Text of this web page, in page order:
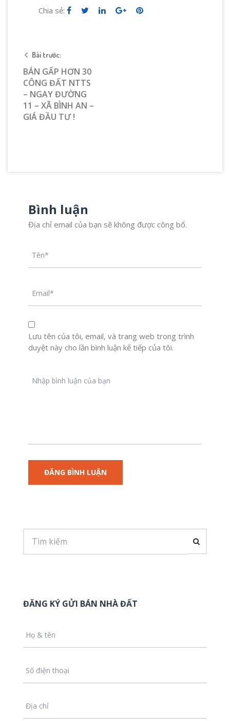
Chia sẻ:
Bài trước:
BÁN GẤP HƠN 30
CÔNG ĐẤT NTTS
– NGAY ĐƯỜNG
11 – XÃ BÌNH AN –
GIÁ ĐẦU TƯ !
Bình luận
Địa chỉ email của bạn sẽ không được công bố.
Lưu tên của tôi, email, và trang web trong trình
duyệt này cho lần bình luận kế tiếp của tôi.
ĐĂNG KÝ GỬI BÁN NHÀ ĐẤT